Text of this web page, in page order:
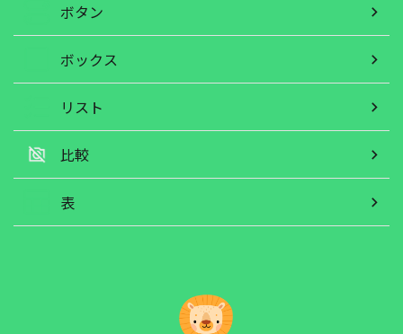
ボタン
ボックス
リスト
比較
表